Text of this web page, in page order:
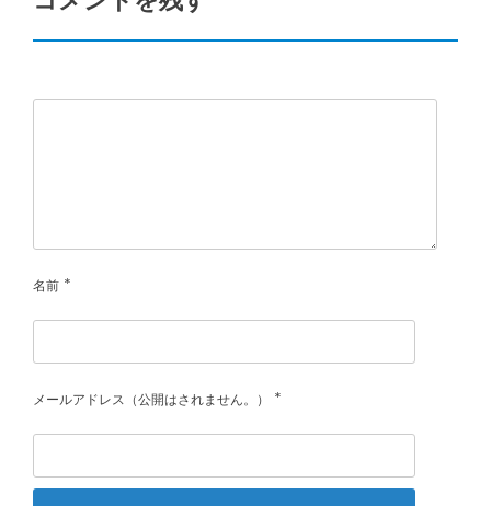
名前 *
メールアドレス（公開はされません。） *